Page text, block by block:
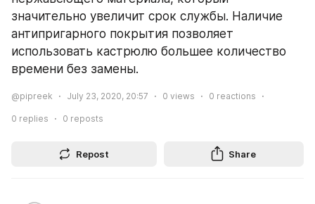
значительно увеличит срок службы. Наличие
антипригарного покрытия позволяет
использовать кастрюлю большее количество
времени без замены.
@pipreek July 23, 2020, 20:57 0 views 0 reactions
0 replies 0 reposts
Repost Share